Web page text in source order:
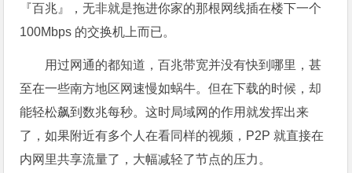
『百兆』，无非就是拖进你家的那根网线插在楼下一个
100Mbps 的交换机上而已。
用过网通的都知道，百兆带宽并没有快到哪里，甚
至在一些南方地区网速慢如蜗牛。但在下载的时候，却
能轻松飙到数兆每秒。这时局域网的作用就发挥出来
了，如果附近有多个人在看同样的视频，P2P 就直接在
内网里共享流量了，大幅减轻了节点的压力。